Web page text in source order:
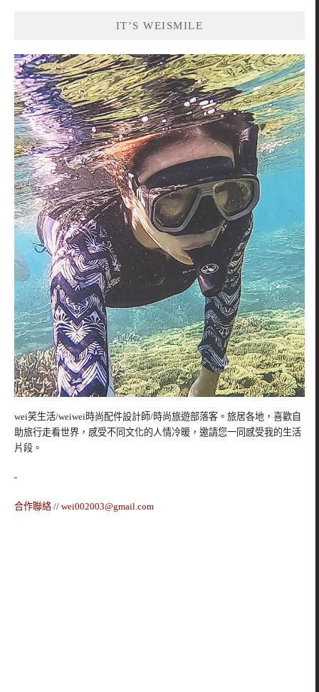
IT’S WEISMILE
wei笑生活/weiwei時尚配件設計師/時尚旅遊部落客。旅居各地，喜歡自
助旅行走看世界，感受不同文化的人情冷暖，邀請您一同感受我的生活
片段。
-
合作聯絡 // wei002003@gmail.com